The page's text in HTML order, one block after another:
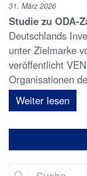
31. März 2026
Studie zu ODA-
Deutschlands
unter Zielmarke
veröffentlicht
Organisationen
Weiter lesen
Suche